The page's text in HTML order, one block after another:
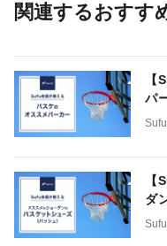
関連するおすす
【
パ
【
ダ